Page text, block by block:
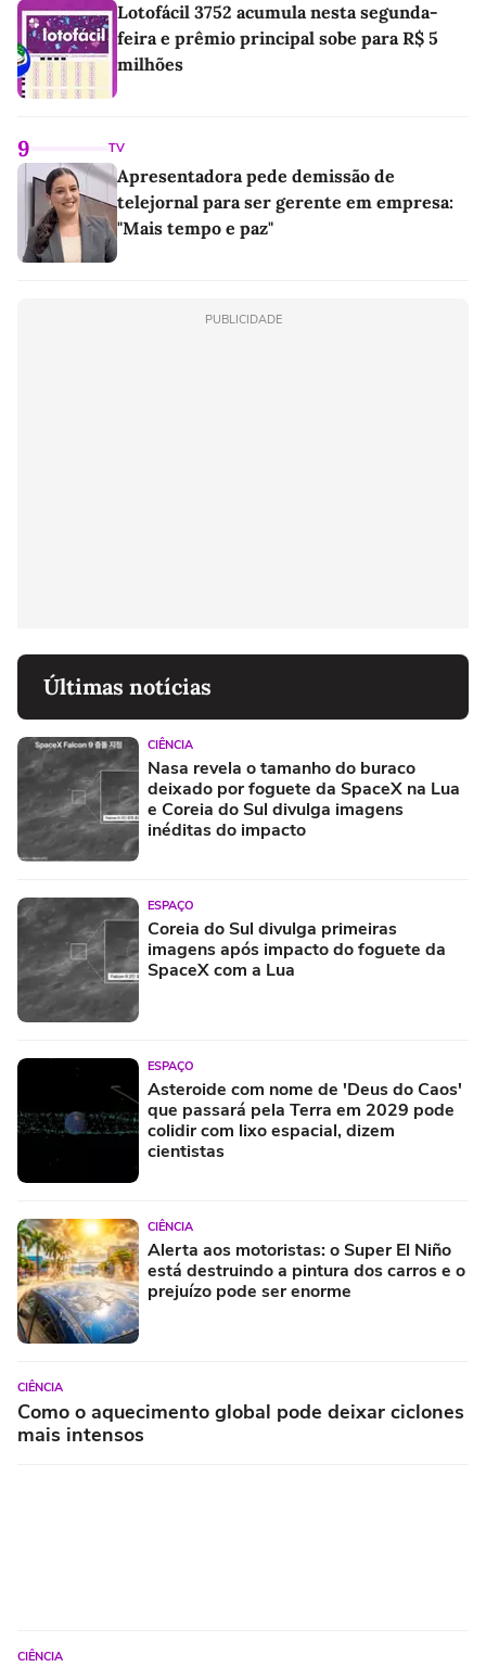
Lotofácil 3752 acumula nesta segunda-
feira e prêmio principal sobe para R$ 5
milhões
9 TV
Apresentadora pede demissão de
telejornal para ser gerente em empresa:
"Mais tempo e paz"
PUBLICIDADE
Últimas notícias
CIÊNCIA
Nasa revela o tamanho do buraco
deixado por foguete da SpaceX na Lua
e Coreia do Sul divulga imagens
inéditas do impacto
ESPAÇO
Coreia do Sul divulga primeiras
imagens após impacto do foguete da
SpaceX com a Lua
ESPAÇO
Asteroide com nome de 'Deus do Caos'
que passará pela Terra em 2029 pode
colidir com lixo espacial, dizem
cientistas
CIÊNCIA
Alerta aos motoristas: o Super El Niño
está destruindo a pintura dos carros e o
prejuízo pode ser enorme
CIÊNCIA
Como o aquecimento global pode deixar ciclones
mais intensos
CIÊNCIA